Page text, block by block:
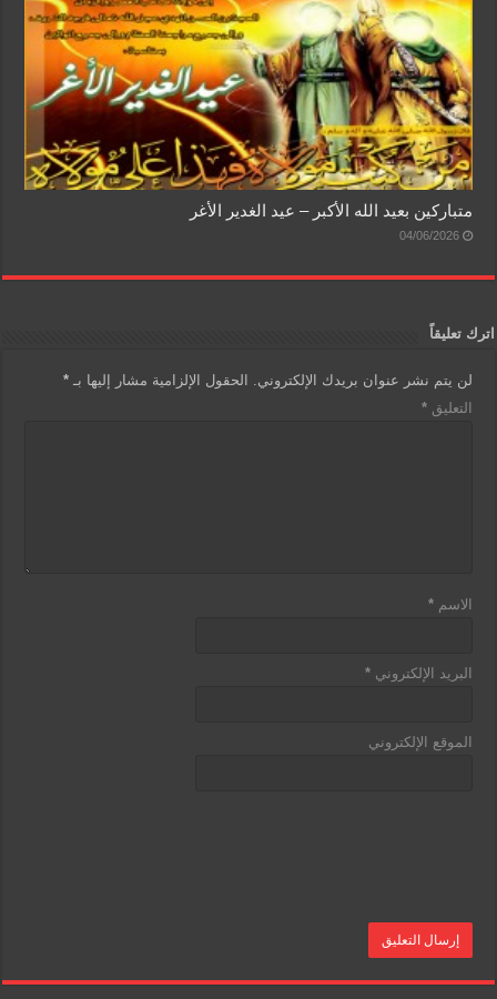
متباركين بعيد الله الأكبر – عيد الغدير الأغر
04/06/2026
اترك تعليقاً
لن يتم نشر عنوان بريدك الإلكتروني. الحقول الإلزامية مشار إليها بـ*
التعليق*
الاسم*
البريد الإلكتروني*
الموقع الإلكتروني